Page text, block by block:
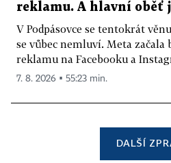
reklamu. A hlavní oběť
V Podpásovce se tentokrát
se vůbec nemluví. Meta
reklamu na Facebooku a
7. 8. 2026 ▪ 55:23 min.
DALŠÍ